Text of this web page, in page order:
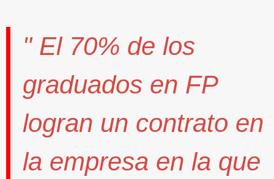
" El 70% de los
graduados en FP
logran un contrato en
la empresa en la que